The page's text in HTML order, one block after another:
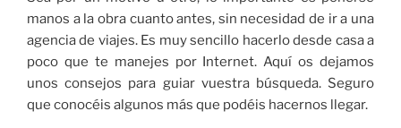
manos a la obra cuanto antes, sin necesidad de ir a una
agencia de viajes. Es muy sencillo hacerlo desde casa a
poco que te manejes por Internet. Aquí os dejamos
unos consejos para guiar vuestra búsqueda. Seguro
que conocéis algunos más que podéis hacernos llegar.